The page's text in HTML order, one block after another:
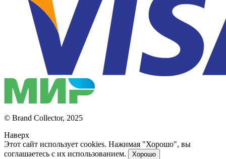
© Brand Collector, 2025
Наверх
Этот сайт использует cookies. Нажимая "Хорошо", вы
соглашаетесь с их использованием.
Хорошо